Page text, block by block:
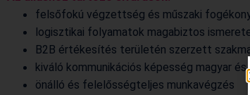
felsőfokú végzettség és műszaki
logisztikai folyamatok magabiztos
B2B értékesítés területén szerzett
kiváló kommunikációs képesség magyar
önálló és felelősségteljes munkavégzés